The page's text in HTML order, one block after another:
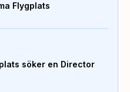
Flygplats
söker en Director